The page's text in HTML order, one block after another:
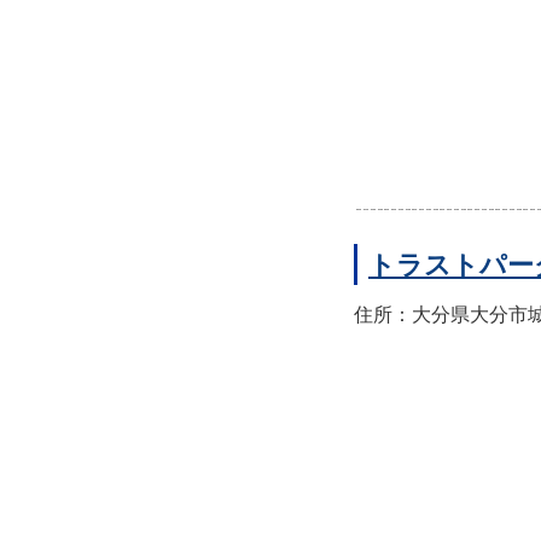
トラストパ
住所：大分県大分市